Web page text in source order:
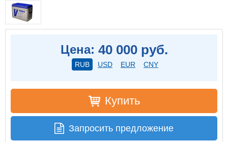
Цена: 40 000 руб.
RUB USD EUR CNY
Купить
Запросить предложение